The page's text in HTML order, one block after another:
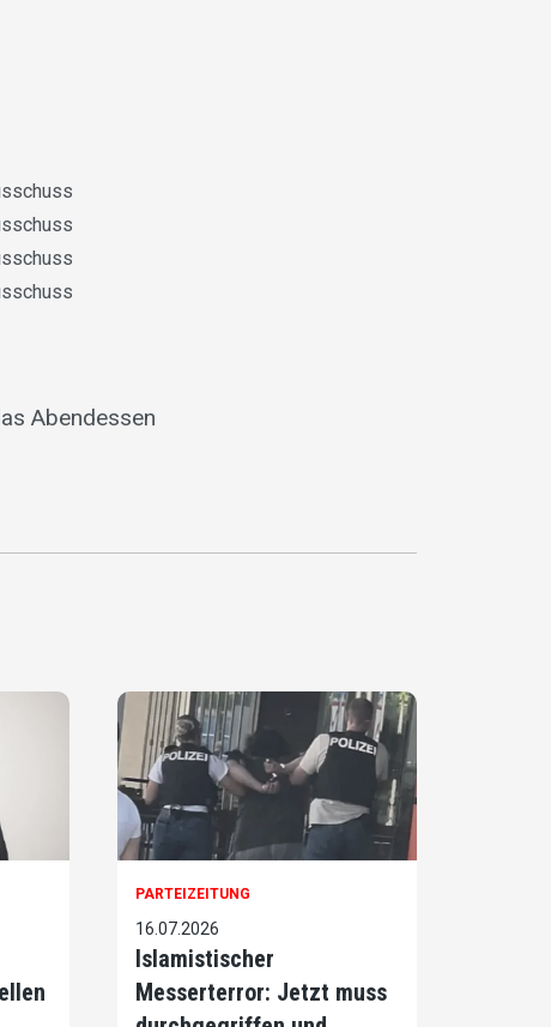
Abendessen
PARTEIZEITUNG
16.07.2026
Islamistischer
Messerterror: Jetzt muss